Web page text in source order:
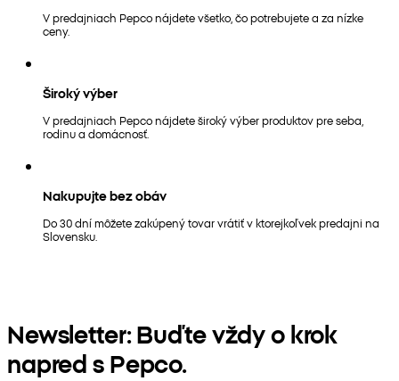
V predajniach Pepco nájdete všetko, čo potrebujete a za nízke
ceny.
Široký výber
V predajniach Pepco nájdete široký výber produktov pre seba,
rodinu a domácnosť.
Nakupujte bez obáv
Do 30 dní môžete zakúpený tovar vrátiť v ktorejkoľvek predajni na
Slovensku.
Newsletter: Buďte vždy o krok
napred s Pepco.